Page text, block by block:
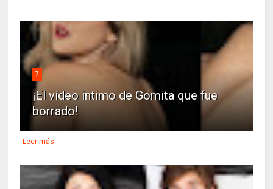
7
¡El vídeo intimo de Gomita que fue
borrado!
Leer más